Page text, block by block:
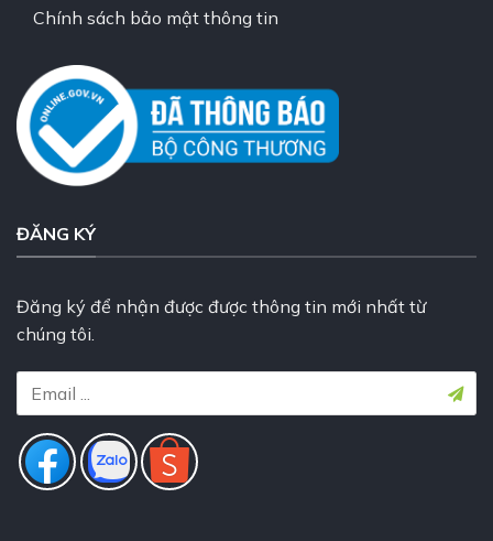
Chính sách bảo mật thông tin
ĐĂNG KÝ
Đăng ký để nhận được được thông tin mới nhất từ
chúng tôi.